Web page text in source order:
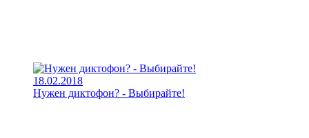
18.02.2018
Нужен диктофон? - Выбирайте!